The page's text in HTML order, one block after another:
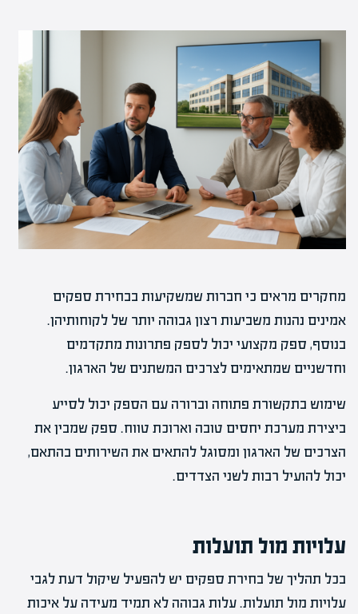
מחקרים מראים כי חברות שמשקיעות בבחירת ספקים
אמינים נהנות משביעות רצון גבוהה יותר של לקוחותיהן.
בנוסף, ספק מקצועי יכול לספק פתרונות מתקדמים
וחדשניים שמתאימים לצרכים המשתנים של הארגון.
שימוש בתקשורת פתוחה וברורה עם הספק יכול לסייע
ביצירת מערכת יחסים טובה וארוכת טווח. ספק שמבין את
הצרכים של הארגון ומסוגל להתאים את השירותים בהתאם,
יכול להועיל רבות לשני הצדדים.
עלויות מול תועלות
בכל תהליך של בחירת ספקים יש להפעיל שיקול דעת לגבי
עלויות מול תועלות. עלות גבוהה לא תמיד מעידה על איכות